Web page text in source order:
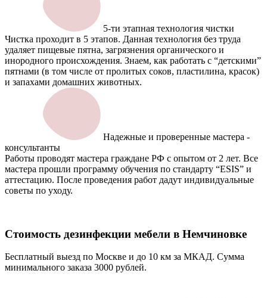
5-ти этапная технология чистки
Чистка проходит в 5 этапов. Данная технология без труда
удаляет пищевые пятна, загрязнения органического и
инородного происхождения. Знаем, как работать с “детскими”
пятнами (в том числе от пролитых соков, пластилина, красок)
и запахами домашних животных.
Надежные и проверенные мастера -
консультанты
Работы проводят мастера граждане РФ с опытом от 2 лет. Все
мастера прошли программу обучения по стандарту “ESIS” и
аттестацию. После проведения работ дадут индивидуальные
советы по уходу.
Стоимость дезинфекции мебели в Немчиновке
Бесплатный выезд по Москве и до 10 км за МКАД. Сумма
минимального заказа 3000 рублей.